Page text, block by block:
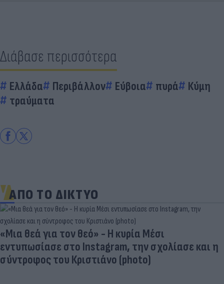
Διάβασε περισσότερα
Ελλάδα Περιβάλλον Εύβοια πυρά
Κύμη
τραύματα
ΑΠΟ ΤΟ ΔΙΚΤΥΟ
«Μια θεά για τον θεό» - Η κυρία Μέσι
εντυπωσίασε στο Instagram, την σχολίασε και η
σύντροφος του Κριστιάνο (photo)